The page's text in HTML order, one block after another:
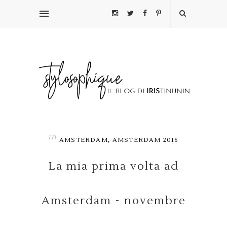
in AMSTERDAM, AMSTERDAM 2016
La mia prima volta ad
Amsterdam - novembre